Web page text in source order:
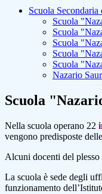
Scuola
Scuola
Scuola
Scuola
Scuola
Scuola
Nazario
Scuola
Nella scuola operano 22
vengono predisposte
Alcuni docenti del
La scuola è sede degli
funzionamento